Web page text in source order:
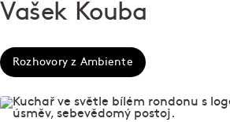
Vašek Kouba
Rozhovory z Ambiente